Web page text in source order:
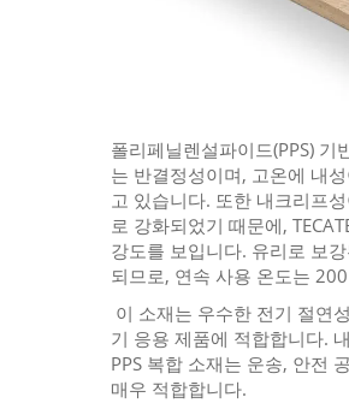
폴리페닐렌설파이드(PPS)
는 반결정성이며, 고온에 내
고 있습니다. 또한 내크리프
로 강화되었기 때문에,
강도를 보입니다. 유리로 보
되므로, 연속 사용 온도는
이 소재는 우수한 전기 절연
기 응용 제품에 적합합니다.
PPS 복합 소재는 운송, 안전
매우 적합합니다.